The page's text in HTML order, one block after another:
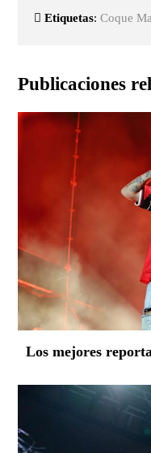
Etiquetas:Coque
Publicaciones
Los mejores